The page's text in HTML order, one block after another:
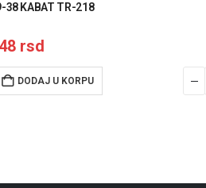
38 KABAT TR-218
rsd
DODAJ U KORPU